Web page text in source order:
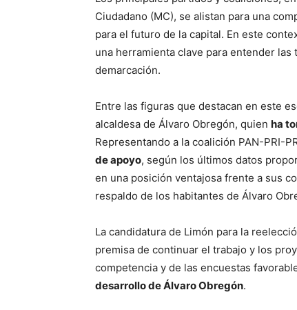
Ciudadano (MC), se alistan para una
para el futuro de la capital. En este
una herramienta clave para entender
demarcación.
Entre las figuras que destacan en este
alcaldesa de Álvaro Obregón, quien ha
Representando a la coalición PAN-PRI-
de apoyo, según los últimos datos
en una posición ventajosa frente a sus
respaldo de los habitantes de Álvaro
La candidatura de Limón para la
premisa de continuar el trabajo y los
competencia y de las encuestas
desarrollo de Álvaro Obregón.